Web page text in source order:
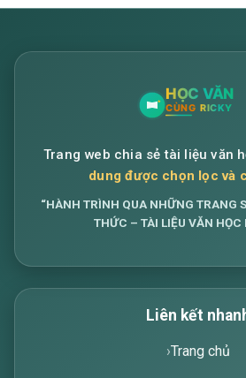
Trang web chia sẻ tài liệu văn
dung được chọn lọc và
“HÀNH TRÌNH QUA NHỮNG TRANG
THỨC – TÀI LIỆU VĂN HỌC
Liên kết
Trang chủ